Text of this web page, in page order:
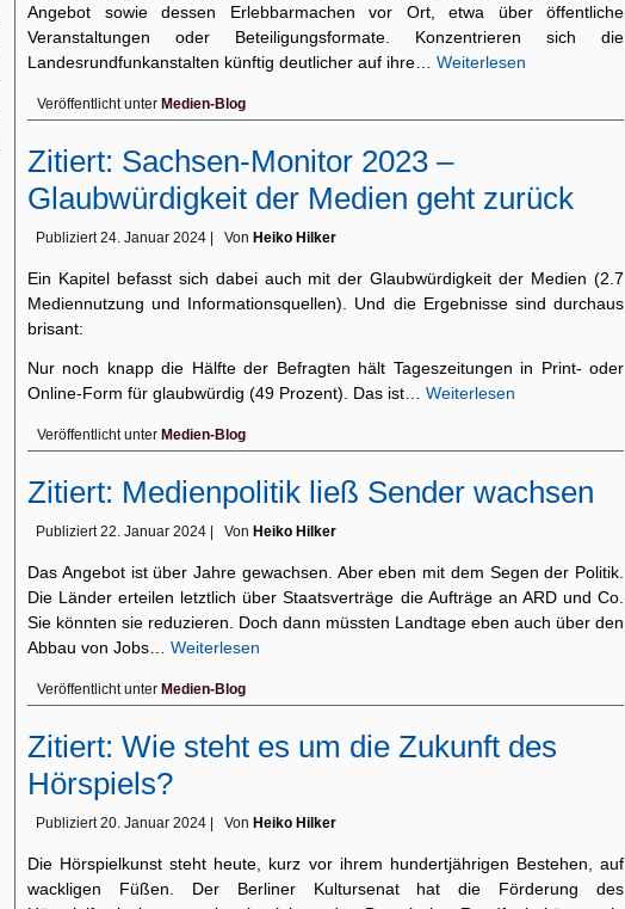
Angebot sowie dessen Erlebbarmachen vor Ort, etwa über öffentliche
Veranstaltungen oder Beteiligungsformate. Konzentrieren sich die
Landesrundfunkanstalten künftig deutlicher auf ihre… Weiterlesen
Veröffentlicht unter Medien-Blog
Zitiert: Sachsen-Monitor 2023 –
Glaubwürdigkeit der Medien geht zurück
Publiziert 24. Januar 2024 Von Heiko Hilker
Ein Kapitel befasst sich dabei auch mit der Glaubwürdigkeit der Medien (2.7
Mediennutzung und Informationsquellen). Und die Ergebnisse sind durchaus
brisant:
Nur noch knapp die Hälfte der Befragten hält Tageszeitungen in Print- oder
Online-Form für glaubwürdig (49 Prozent). Das ist… Weiterlesen
Veröffentlicht unter Medien-Blog
Zitiert: Medienpolitik ließ Sender wachsen
Publiziert 22. Januar 2024 Von Heiko Hilker
Das Angebot ist über Jahre gewachsen. Aber eben mit dem Segen der Politik.
Die Länder erteilen letztlich über Staatsverträge die Aufträge an ARD und Co.
Sie könnten sie reduzieren. Doch dann müssten Landtage eben auch über den
Abbau von Jobs… Weiterlesen
Veröffentlicht unter Medien-Blog
Zitiert: Wie steht es um die Zukunft des
Hörspiels?
Publiziert 20. Januar 2024 Von Heiko Hilker
Die Hörspielkunst steht heute, kurz vor ihrem hundertjährigen Bestehen, auf
wackligen Füßen. Der Berliner Kultursenat hat die Förderung des